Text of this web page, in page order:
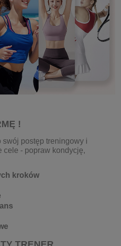
!
postęp treningowy i
cele - popraw kondycję,
kroków